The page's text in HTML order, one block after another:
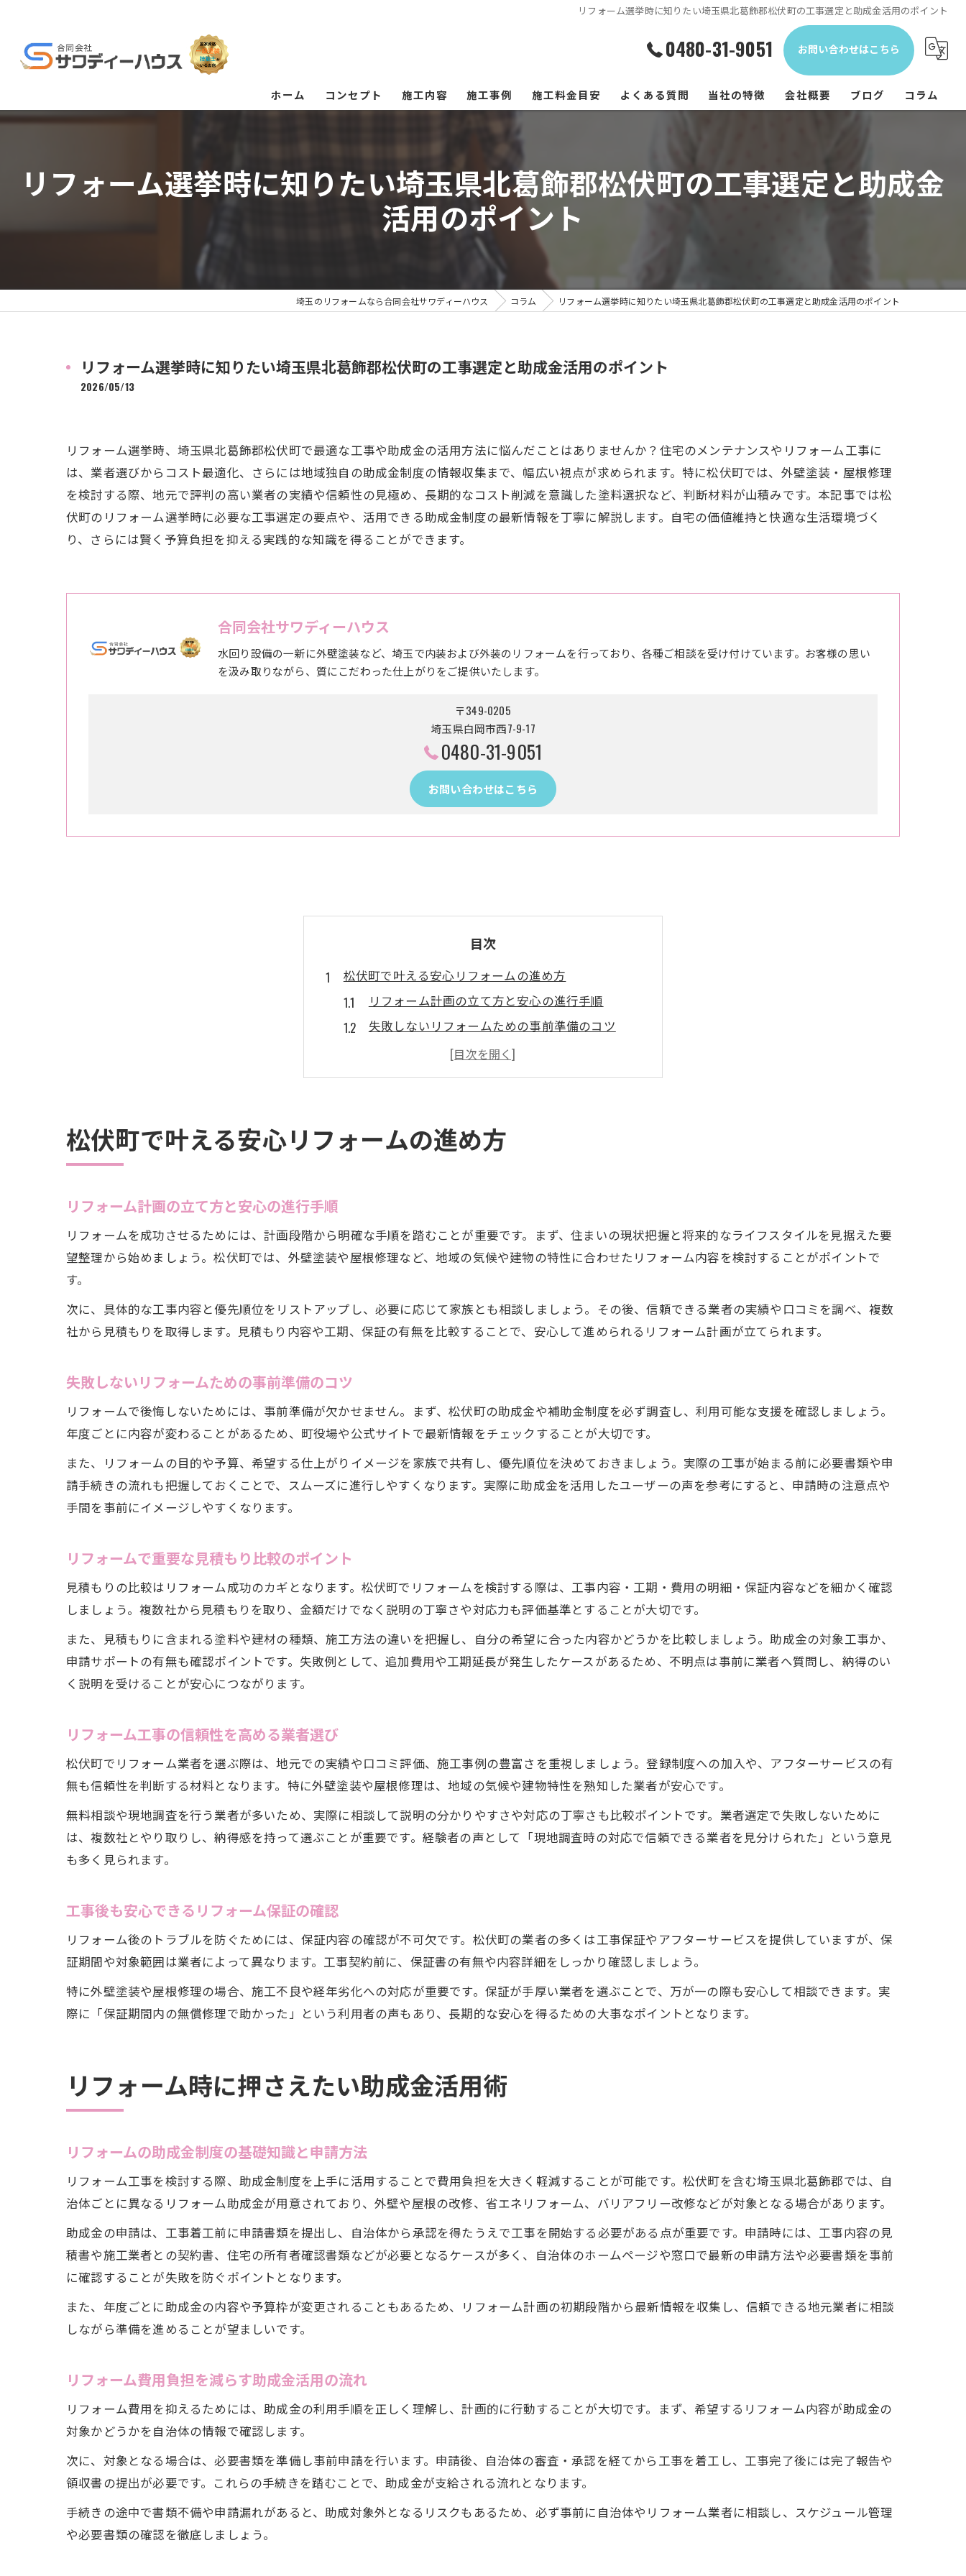
リフォーム選挙時に知りたい埼玉県北葛飾郡松伏町の工事選定と助成金活用のポイント
0480-31-9051 お問い合わせはこちら
ホーム コンセプト 施工内容 施工事例 施工料金目安 よくある質問 当社の特徴
水回り
会社概要 ブログ コラム
リフォーム選挙時に知りたい埼玉県北葛飾郡松伏町の工事選定と助成金
活用のポイント
埼玉のリフォームなら合同会社サワディーハウス コラム リフォーム選挙時に知りたい埼玉県北葛飾郡松伏町の工事選定と助成金活用のポイント
リフォーム選挙時に知りたい埼玉県北葛飾郡松伏町の工事選定と助成金活用のポイント
2026/05/13
リフォーム選挙時、埼玉県北葛飾郡松伏町で最適な工事や助成金の活用方法に悩んだことはありませんか？住宅のメンテナンスやリフォーム工事に
は、業者選びからコスト最適化、さらには地域独自の助成金制度の情報収集まで、幅広い視点が求められます。特に松伏町では、外壁塗装・屋根修理
を検討する際、地元で評判の高い業者の実績や信頼性の見極め、長期的なコスト削減を意識した塗料選択など、判断材料が山積みです。本記事では松
伏町のリフォーム選挙時に必要な工事選定の要点や、活用できる助成金制度の最新情報を丁寧に解説します。自宅の価値維持と快適な生活環境づく
り、さらには賢く予算負担を抑える実践的な知識を得ることができます。
合同会社サワディーハウス
水回り設備の一新に外壁塗装など、埼玉で内装および外装のリフォームを行っており、各種ご相談を受け付けています。お客様の思い
を汲み取りながら、質にこだわった仕上がりをご提供いたします。
〒349-0205
埼玉県白岡市西7-9-17
0480-31-9051
お問い合わせはこちら
目次
松伏町で叶える安心リフォームの進め方
リフォーム計画の立て方と安心の進行手順
失敗しないリフォームための事前準備のコツ
リフォームで重要な見積もり比較のポイント
リフォーム工事の信頼性を高める業者選び
リフォーム時に押さえたい助成金活用術
リフォームの助成金制度の基礎知識と申請方法
助成金を最大限に活用するリフォーム計画
リフォーム助成金の最新情報と注意点まとめ
リフォームで後悔しない工事選定の基本
地元で選ぶリフォームの信頼できる業者基準
リフォーム実績から学ぶ賢い工事選びの秘訣
初めての方でも安心なリフォーム業者選び
リフォーム業者の選び方と信頼性の見極め方
口コミや実績から分かるリフォーム優良業者像
費用負担を減らすリフォーム実践ポイント
リフォーム費用を抑えるための賢い選択術
機能性塗料で長期コスト削減を実現する方法
リフォームで考える生涯コストと節約の工夫
リフォームで実現する快適な住環境づくり
メンテナンス性を高めるリフォームのポイント
断熱・遮熱塗料による快適な暮らしの提案
リフォームで資産価値を維持するための視点
松伏町で叶える安心リフォームの進め方
リフォーム計画の立て方と安心の進行手順
リフォームを成功させるためには、計画段階から明確な手順を踏むことが重要です。まず、住まいの現状把握と将来的なライフスタイルを見据えた要
望整理から始めましょう。松伏町では、外壁塗装や屋根修理など、地域の気候や建物の特性に合わせたリフォーム内容を検討することがポイントで
す。
次に、具体的な工事内容と優先順位をリストアップし、必要に応じて家族とも相談しましょう。その後、信頼できる業者の実績や口コミを調べ、複数
社から見積もりを取得します。見積もり内容や工期、保証の有無を比較することで、安心して進められるリフォーム計画が立てられます。
失敗しないリフォームための事前準備のコツ
リフォームで後悔しないためには、事前準備が欠かせません。まず、松伏町の助成金や補助金制度を必ず調査し、利用可能な支援を確認しましょう。
年度ごとに内容が変わることがあるため、町役場や公式サイトで最新情報をチェックすることが大切です。
また、リフォームの目的や予算、希望する仕上がりイメージを家族で共有し、優先順位を決めておきましょう。実際の工事が始まる前に必要書類や申
請手続きの流れも把握しておくことで、スムーズに進行しやすくなります。実際に助成金を活用したユーザーの声を参考にすると、申請時の注意点や
手間を事前にイメージしやすくなります。
リフォームで重要な見積もり比較のポイント
見積もりの比較はリフォーム成功のカギとなります。松伏町でリフォームを検討する際は、工事内容・工期・費用の明細・保証内容などを細かく確認
しましょう。複数社から見積もりを取り、金額だけでなく説明の丁寧さや対応力も評価基準とすることが大切です。
また、見積もりに含まれる塗料や建材の種類、施工方法の違いを把握し、自分の希望に合った内容かどうかを比較しましょう。助成金の対象工事か、
申請サポートの有無も確認ポイントです。失敗例として、追加費用や工期延長が発生したケースがあるため、不明点は事前に業者へ質問し、納得のい
く説明を受けることが安心につながります。
リフォーム工事の信頼性を高める業者選び
松伏町でリフォーム業者を選ぶ際は、地元での実績や口コミ評価、施工事例の豊富さを重視しましょう。登録制度への加入や、アフターサービスの有
無も信頼性を判断する材料となります。特に外壁塗装や屋根修理は、地域の気候や建物特性を熟知した業者が安心です。
無料相談や現地調査を行う業者が多いため、実際に相談して説明の分かりやすさや対応の丁寧さも比較ポイントです。業者選定で失敗しないために
は、複数社とやり取りし、納得感を持って選ぶことが重要です。経験者の声として「現地調査時の対応で信頼できる業者を見分けられた」という意見
も多く見られます。
工事後も安心できるリフォーム保証の確認
リフォーム後のトラブルを防ぐためには、保証内容の確認が不可欠です。松伏町の業者の多くは工事保証やアフターサービスを提供していますが、保
証期間や対象範囲は業者によって異なります。工事契約前に、保証書の有無や内容詳細をしっかり確認しましょう。
特に外壁塗装や屋根修理の場合、施工不良や経年劣化への対応が重要です。保証が手厚い業者を選ぶことで、万が一の際も安心して相談できます。実
際に「保証期間内の無償修理で助かった」という利用者の声もあり、長期的な安心を得るための大事なポイントとなります。
リフォーム時に押さえたい助成金活用術
リフォームの助成金制度の基礎知識と申請方法
リフォーム工事を検討する際、助成金制度を上手に活用することで費用負担を大きく軽減することが可能です。松伏町を含む埼玉県北葛飾郡では、自
治体ごとに異なるリフォーム助成金が用意されており、外壁や屋根の改修、省エネリフォーム、バリアフリー改修などが対象となる場合があります。
助成金の申請は、工事着工前に申請書類を提出し、自治体から承認を得たうえで工事を開始する必要がある点が重要です。申請時には、工事内容の見
積書や施工業者との契約書、住宅の所有者確認書類などが必要となるケースが多く、自治体のホームページや窓口で最新の申請方法や必要書類を事前
に確認することが失敗を防ぐポイントとなります。
また、年度ごとに助成金の内容や予算枠が変更されることもあるため、リフォーム計画の初期段階から最新情報を収集し、信頼できる地元業者に相談
しながら準備を進めることが望ましいです。
リフォーム費用負担を減らす助成金活用の流れ
リフォーム費用を抑えるためには、助成金の利用手順を正しく理解し、計画的に行動することが大切です。まず、希望するリフォーム内容が助成金の
対象かどうかを自治体の情報で確認します。
次に、対象となる場合は、必要書類を準備し事前申請を行います。申請後、自治体の審査・承認を経てから工事を着工し、工事完了後には完了報告や
領収書の提出が必要です。これらの手続きを踏むことで、助成金が支給される流れとなります。
手続きの途中で書類不備や申請漏れがあると、助成対象外となるリスクもあるため、必ず事前に自治体やリフォーム業者に相談し、スケジュール管理
や必要書類の確認を徹底しましょう。